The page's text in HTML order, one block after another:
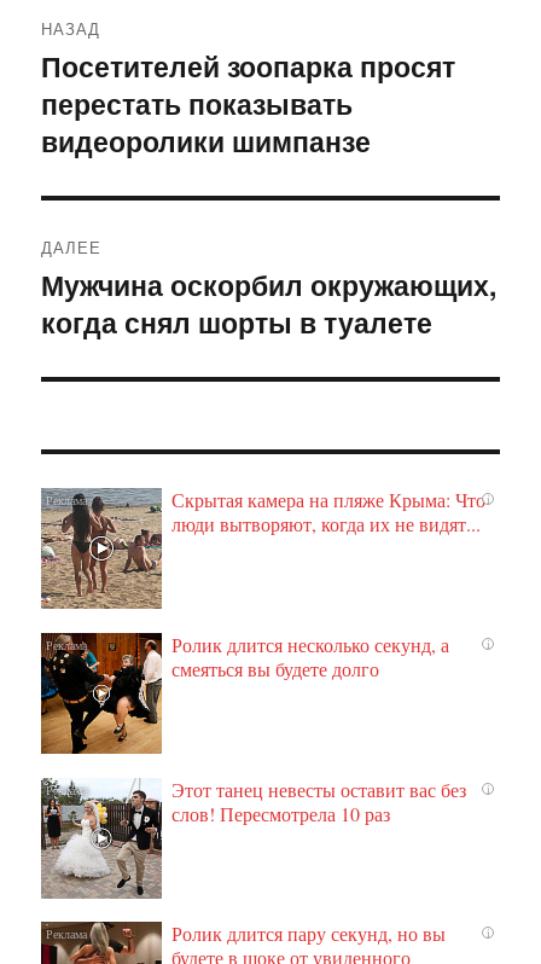
по
записям
НАЗАД
Предыдущая
запись:
Посетителей зоопарка просят
перестать показывать
видеоролики шимпанзе
ДАЛЕЕ
Следующая
запись:
Мужчина оскорбил окружающих,
когда снял шорты в туалете
i
Скрытая камера на пляже Крыма: Что
люди вытворяют, когда их не видят...
i
Ролик длится несколько секунд, а
смеяться вы будете долго
i
Этот танец невесты оставит вас без
слов! Пересмотрела 10 раз
i
Ролик длится пару секунд, но вы
будете в шоке от увиденного